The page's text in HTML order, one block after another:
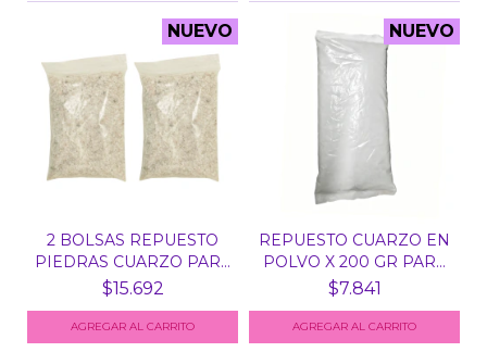
NUEVO
2 BOLSAS REPUESTO
PIEDRAS CUARZO PARA
ES...
$15.692
NUEVO
REPUESTO CUARZO EN
POLVO X 200 GR PARA
E...
$7.841